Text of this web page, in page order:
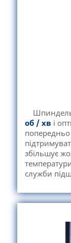
об / хв і
збільшує
служби